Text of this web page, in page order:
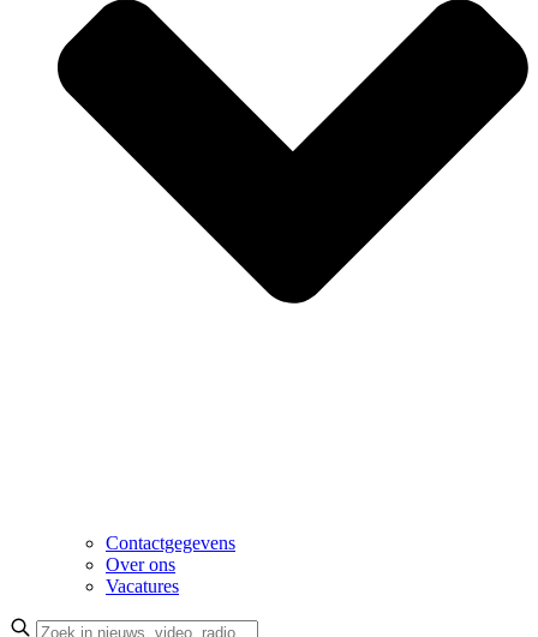
Contactgegevens
Over ons
Vacatures